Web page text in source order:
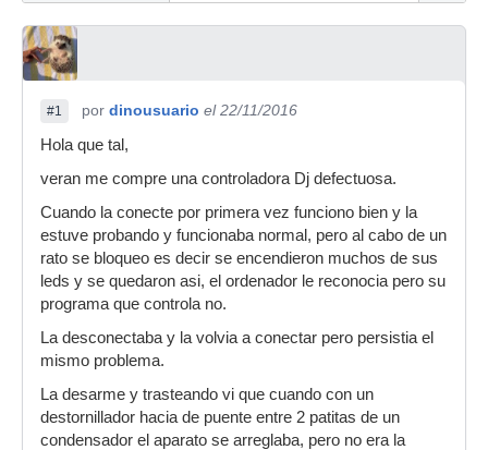
#1 por dinousuario el 22/11/2016
Hola que tal,
veran me compre una controladora Dj defectuosa.
Cuando la conecte por primera vez funciono bien y la
estuve probando y funcionaba normal, pero al cabo de un
rato se bloqueo es decir se encendieron muchos de sus
leds y se quedaron asi, el ordenador le reconocia pero su
programa que controla no.
La desconectaba y la volvia a conectar pero persistia el
mismo problema.
La desarme y trasteando vi que cuando con un
destornillador hacia de puente entre 2 patitas de un
condensador el aparato se arreglaba, pero no era la